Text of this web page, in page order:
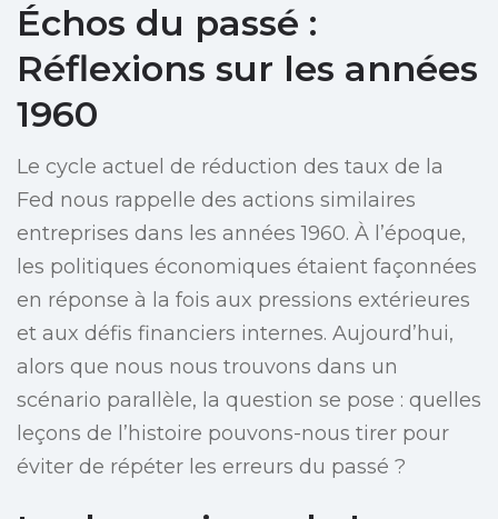
Échos du passé :
Réflexions sur les années
1960
Le cycle actuel de réduction des taux de la
Fed nous rappelle des actions similaires
entreprises dans les années 1960. À l’époque,
les politiques économiques étaient façonnées
en réponse à la fois aux pressions extérieures
et aux défis financiers internes. Aujourd’hui,
alors que nous nous trouvons dans un
scénario parallèle, la question se pose : quelles
leçons de l’histoire pouvons-nous tirer pour
éviter de répéter les erreurs du passé ?